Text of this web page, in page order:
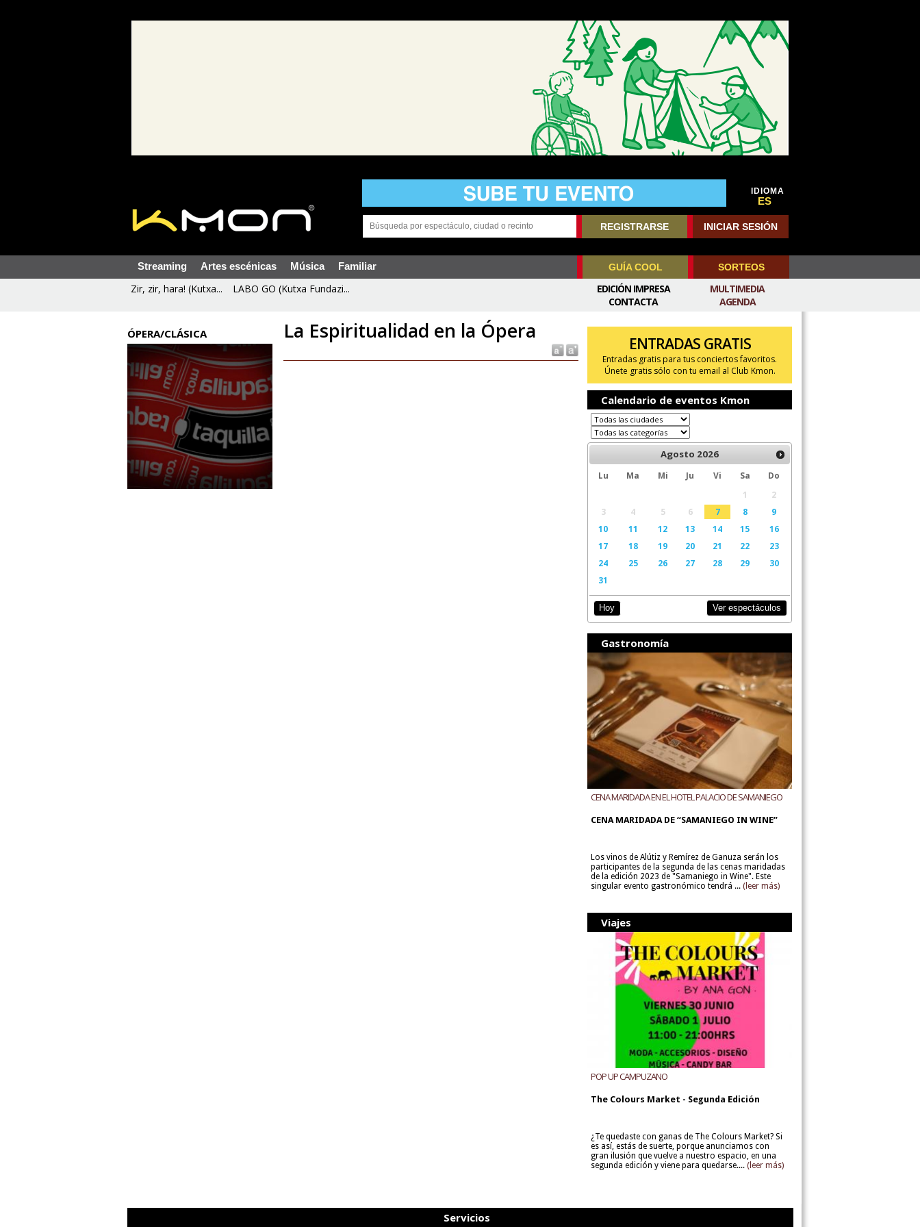
IDIOMA
ES
REGISTRARSE INICIAR SESIÓN
Streaming Artes escénicas Música Familiar GUÍA COOL SORTEOS
Zir, zir, hara! (Kutxa... LABO GO (Kutxa Fundazi...
MULTIMEDIA
AGENDA
EDICIÓN IMPRESA
CONTACTA
ÓPERA/CLÁSICA La Espiritualidad en la Ópera
ENTRADAS GRATIS
Entradas gratis para tus conciertos favoritos.
Únete gratis sólo con tu email al Club Kmon.
Calendario de eventos Kmon
Agosto 2026
Lu Ma Mi Ju Vi Sa
Do
1
2
3
4 5 6 7 8
9
10
11 12 13 14 15
16
17
18 19 20 21 22
23
24
25 26 27 28 29
30
31
Hoy Ver espectáculos
Gastronomía
CENA MARIDADA EN EL HOTEL PALACIO DE SAMANIEGO
CENA MARIDADA DE “SAMANIEGO IN WINE”
Los vinos de Alútiz y Remírez de Ganuza serán los
participantes de la segunda de las cenas maridadas
de la edición 2023 de "Samaniego in Wine". Este
singular evento gastronómico tendrá ... (leer más)
Viajes
POP UP CAMPUZANO
The Colours Market - Segunda Edición
¿Te quedaste con ganas de The Colours Market? Si
es así, estás de suerte, porque anunciamos con
gran ilusión que vuelve a nuestro espacio, en una
segunda edición y viene para quedarse.... (leer más)
Servicios